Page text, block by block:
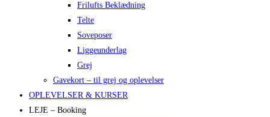
Frilufts Beklædning
Telte
Soveposer
Liggeunderlag
Grej
Gavekort – til grej og oplevelser
OPLEVELSER & KURSER
LEJE – Booking